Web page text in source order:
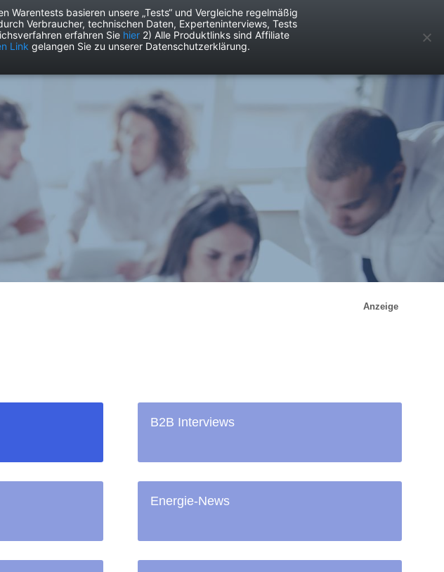
Haushalt Heimwerken Services
basieren unsere „Tests“ und Vergleiche regelmäßig
Verbraucher, technischen Daten, Experteninterviews, Tests
erfahren Sie hier 2) Alle Produktlinks sind Affiliate
Link gelangen Sie zu unserer Datenschutzerklärung.
Anzeige
B2B Interviews
Energie-News